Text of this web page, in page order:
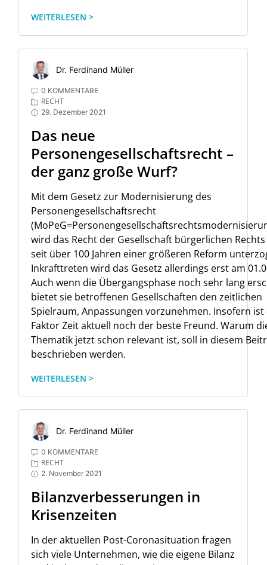
WEITERLESEN >
Dr. Ferdinand Müller
0 KOMMENTARE
RECHT
29. Dezember 2021
Das neue
Personengesellschaftsrecht –
der ganz große Wurf?
Mit dem Gesetz zur Modernisierung des
Personengesellschaftsrecht
wird das Recht der Gesellschaft bürgerlichen
seit über 100 Jahren einer größeren Reform
Inkrafttreten wird das Gesetz allerdings erst am
Auch wenn die Übergangsphase noch sehr lang
bietet sie betroffenen Gesellschaften den zeitlichen
Spielraum, Anpassungen vorzunehmen. Insofern ist
Faktor Zeit aktuell noch der beste Freund. Warum
Thematik jetzt schon relevant ist, soll in diesem
beschrieben werden.
WEITERLESEN >
Dr. Ferdinand Müller
0 KOMMENTARE
RECHT
2. November 2021
Bilanzverbesserungen in
Krisenzeiten
In der aktuellen Post-Coronasituation fragen
sich viele Unternehmen, wie die eigene Bilanz